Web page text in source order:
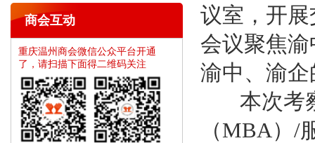
商会互动
重庆温州商会微信公众平台开通
了，请扫描下面得二维码关注
议室，开
会议聚焦
渝中、渝
本次考察
（MBA）/